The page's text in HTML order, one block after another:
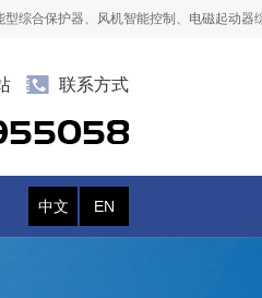
保护器、风机智能控制、电磁起动器综
联系方式
EN
中文